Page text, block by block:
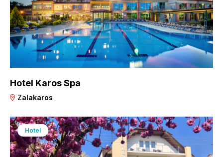
Hotel Karos Spa
Zalakaros
Hotel